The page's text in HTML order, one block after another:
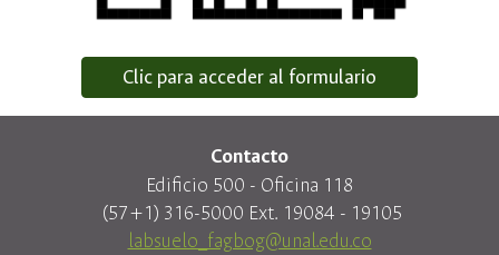
Clic para acceder al formulario
Contacto
Edificio 500 - Oficina 118
(57+1) 316-5000 Ext. 19084 - 19105
labsuelo_fagbog@unal.edu.co